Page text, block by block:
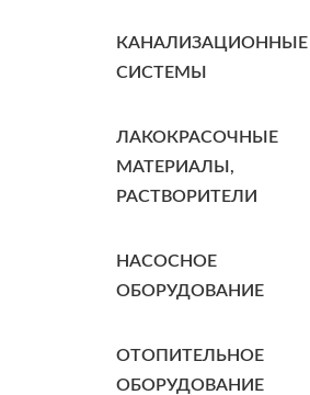
КАНАЛИЗАЦИОННЫЕ
СИСТЕМЫ
ЛАКОКРАСОЧНЫЕ
МАТЕРИАЛЫ,
РАСТВОРИТЕЛИ
НАСОСНОЕ
ОБОРУДОВАНИЕ
ОТОПИТЕЛЬНОЕ
ОБОРУДОВАНИЕ